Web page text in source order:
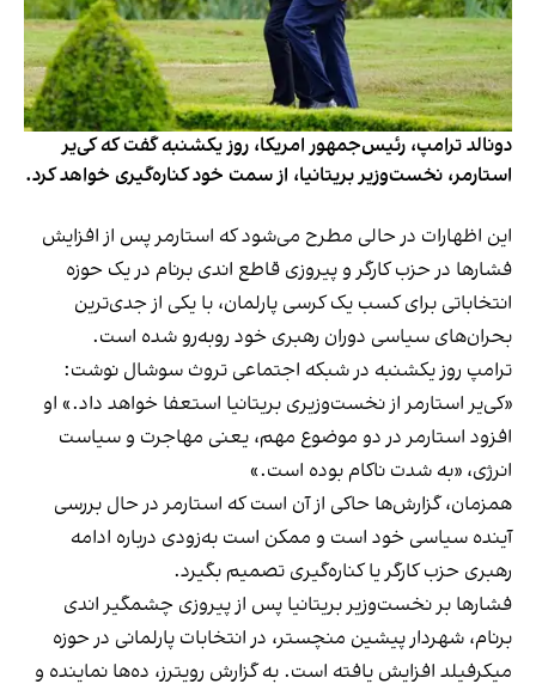
دونالد ترامپ، رئیس‌جمهور امریکا، روز یکشنبه گفت که کی‌یر
استارمر، نخست‌وزیر بریتانیا، از سمت خود کناره‌گیری خواهد کرد.
این اظهارات در حالی مطرح می‌شود که استارمر پس از افزایش
فشارها در حزب کارگر و پیروزی قاطع اندی برنام در یک حوزه
انتخاباتی برای کسب یک کرسی پارلمان، با یکی از جدی‌ترین
بحران‌های سیاسی دوران رهبری خود روبه‌رو شده است.
ترامپ روز یکشنبه در شبکه اجتماعی تروث سوشال نوشت:
«کی‌یر استارمر از نخست‌وزیری بریتانیا استعفا خواهد داد.» او
افزود استارمر در دو موضوع مهم، یعنی مهاجرت و سیاست
انرژی، «به شدت ناکام بوده است.»
همزمان، گزارش‌ها حاکی از آن است که استارمر در حال بررسی
آینده سیاسی خود است و ممکن است به‌زودی درباره ادامه
رهبری حزب کارگر یا کناره‌گیری تصمیم بگیرد.
فشارها بر نخست‌وزیر بریتانیا پس از پیروزی چشمگیر اندی
برنام، شهردار پیشین منچستر، در انتخابات پارلمانی در حوزه
میکرفیلد افزایش یافته است. به گزارش رویترز، ده‌ها نماینده و